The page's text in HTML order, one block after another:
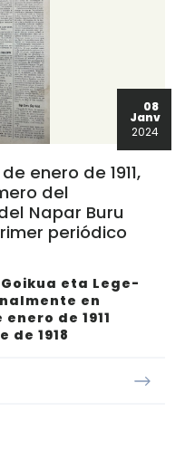
08
Janv
2024
enero de 1911,
del
Napar Buru
periódico
eta Lege-
en
de 1911
de 1918